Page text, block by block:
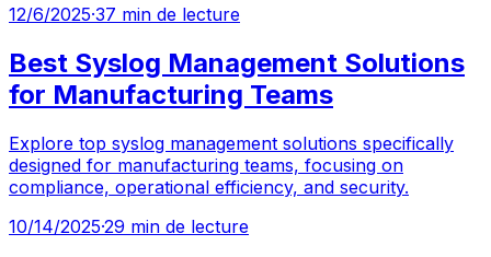
12/6/2025·37 min de lecture
Best Syslog Management Solutions
for Manufacturing Teams
Explore top syslog management solutions specifically
designed for manufacturing teams, focusing on
compliance, operational efficiency, and security.
10/14/2025·29 min de lecture